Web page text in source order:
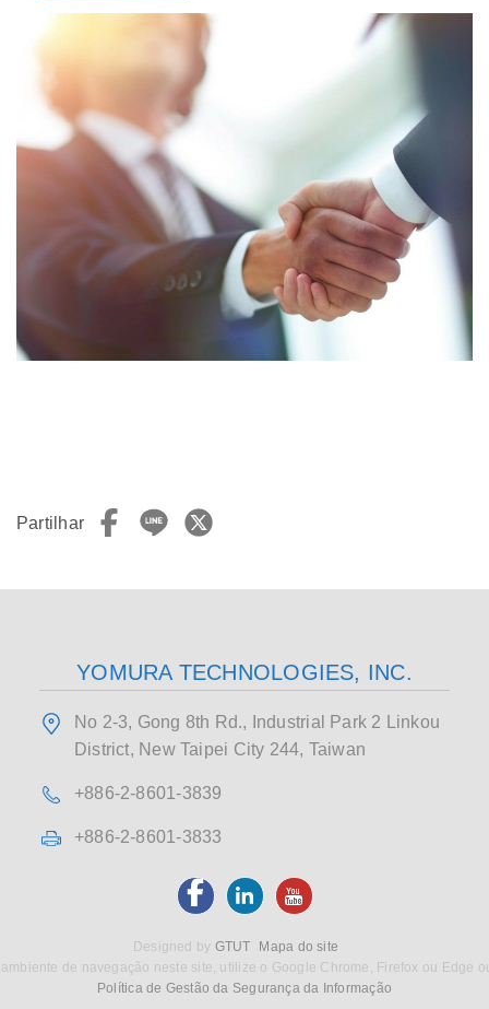
Partilhar
YOMURA TECHNOLOGIES, INC.
No 2-3, Gong 8th Rd., Industrial Park 2 Linkou
District, New Taipei City 244, Taiwan
+886-2-8601-3839
+886-2-8601-3833
Designed by GTUT
Mapa do site
de navegação neste site, utilize o Google Chrome, Firefox ou Edge
Política de Gestão da Segurança da Informação